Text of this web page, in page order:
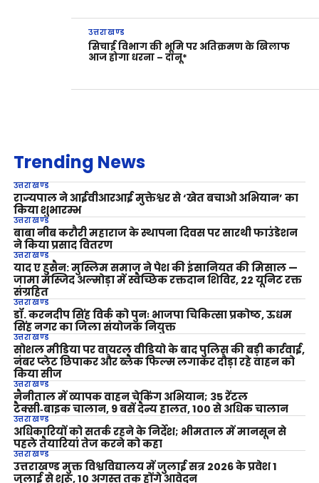
उत्तराखण्ड
सिचाई विभाग की भूमि पर अतिक्रमण के खिलाफ
आज होगा धरना – दानू*
Trending News
उत्तराखण्ड
राज्यपाल ने आईवीआरआई मुक्तेश्वर से ‘खेत बचाओ अभियान’ का
किया शुभारम्भ
उत्तराखण्ड
बाबा नीब करौरी महाराज के स्थापना दिवस पर सारथी फाउंडेशन
ने किया प्रसाद वितरण
उत्तराखण्ड
याद ए हुसैन: मुस्लिम समाज ने पेश की इंसानियत की मिसाल —
जामा मस्जिद अल्मोड़ा में स्वैच्छिक रक्तदान शिविर, 22 यूनिट रक्त
संग्रहित
उत्तराखण्ड
डॉ. करनदीप सिंह विर्क को पुनः भाजपा चिकित्सा प्रकोष्ठ, ऊधम
सिंह नगर का जिला संयोजक नियुक्त
उत्तराखण्ड
सोशल मीडिया पर वायरल वीडियो के बाद पुलिस की बड़ी कार्रवाई,
नंबर प्लेट छिपाकर और ब्लैक फिल्म लगाकर दौड़ा रहे वाहन को
किया सीज
उत्तराखण्ड
नैनीताल में व्यापक वाहन चेकिंग अभियान; 35 रेंटल
टैक्सी‑बाइक चालान, 9 बसें दैन्य हालत, 100 से अधिक चालान
उत्तराखण्ड
अधिकारियों को सतर्क रहने के निर्देश; भीमताल में मानसून से
पहले तैयारियां तेज करने को कहा
उत्तराखण्ड
उत्तराखण्ड मुक्त विश्वविद्यालय में जुलाई सत्र 2026 के प्रवेश 1
जुलाई से शुरू, 10 अगस्त तक होंगे आवेदन